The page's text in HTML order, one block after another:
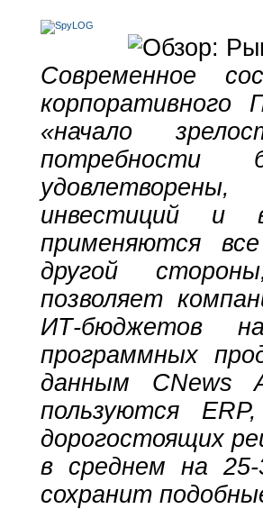
Современное
корпоративного
«начало
потребности
инвестиций и
применяются
другой
позволяет
ИТ-бюджетов
программных
данным CNews
пользуются
дорогостоящих
в среднем на
сохранит